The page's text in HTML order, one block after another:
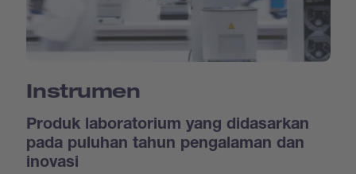
Instrumen
Produk laboratorium yang didasarkan
pada puluhan tahun pengalaman dan
inovasi